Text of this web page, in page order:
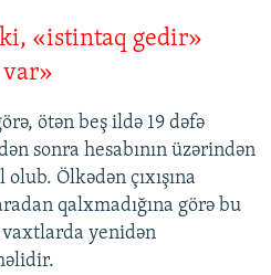
«istintaq gedir»
var»
ötən beş ildə 19 dəfə
sonra hesabının üzərindən
Ölkədən çıxışına
qalxmadığına görə bu
vaxtlarda yenidən